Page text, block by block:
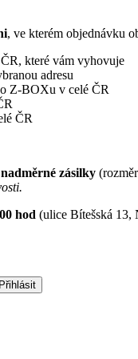
, ve kterém objednávku
které vám vyhovuje
adresu
Z-BOXu v celé ČR
ČR
zásilky
hod (ulice Bítešská 13,
Přihlásit